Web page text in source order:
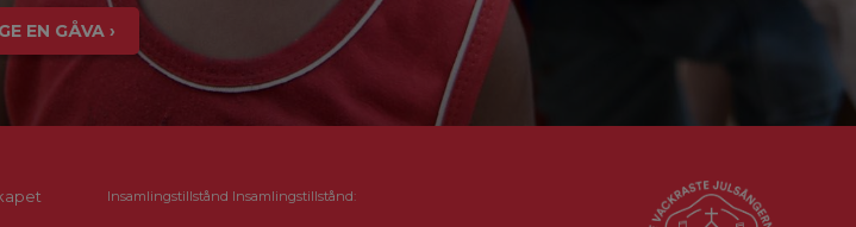
GE EN GÅVA ›
Insamlingstillstånd Insamlingstillstånd: